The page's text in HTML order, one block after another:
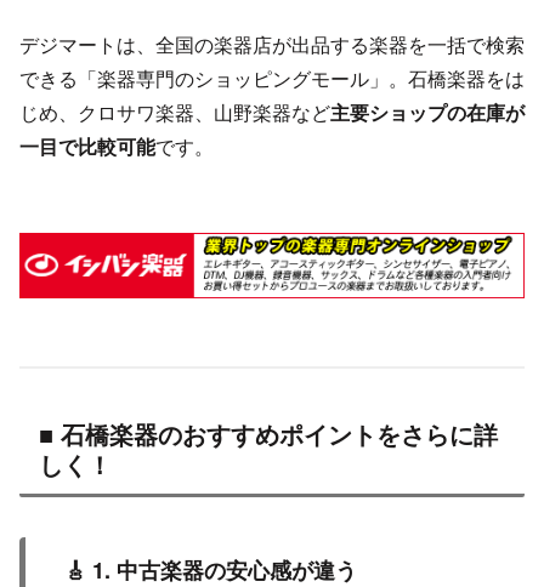
デジマートは、全国の楽器店が出品する楽器を一括で検索
できる「楽器専門のショッピングモール」。石橋楽器をは
じめ、クロサワ楽器、山野楽器など主要ショップの在庫が
一目で比較可能です。
■ 石橋楽器のおすすめポイントをさらに詳
しく！
🎸 1. 中古楽器の安心感が違う